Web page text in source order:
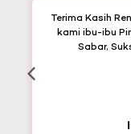
Terima Kasih
kami ibu-ibu
Sabar,